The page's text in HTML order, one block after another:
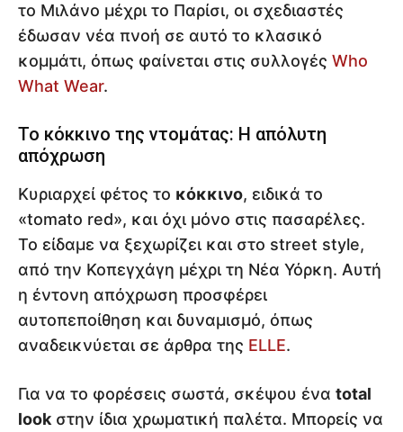
το Μιλάνο μέχρι το Παρίσι, οι σχεδιαστές
έδωσαν νέα πνοή σε αυτό το κλασικό
κομμάτι, όπως φαίνεται στις συλλογές Who
What Wear.
Το κόκκινο της ντομάτας: Η απόλυτη
απόχρωση
Κυριαρχεί φέτος το κόκκινο, ειδικά το
«tomato red», και όχι μόνο στις πασαρέλες.
Το είδαμε να ξεχωρίζει και στο street style,
από την Κοπεγχάγη μέχρι τη Νέα Υόρκη. Αυτή
η έντονη απόχρωση προσφέρει
αυτοπεποίθηση και δυναμισμό, όπως
αναδεικνύεται σε άρθρα της ELLE.
Για να το φορέσεις σωστά, σκέψου ένα total
look στην ίδια χρωματική παλέτα. Μπορείς να